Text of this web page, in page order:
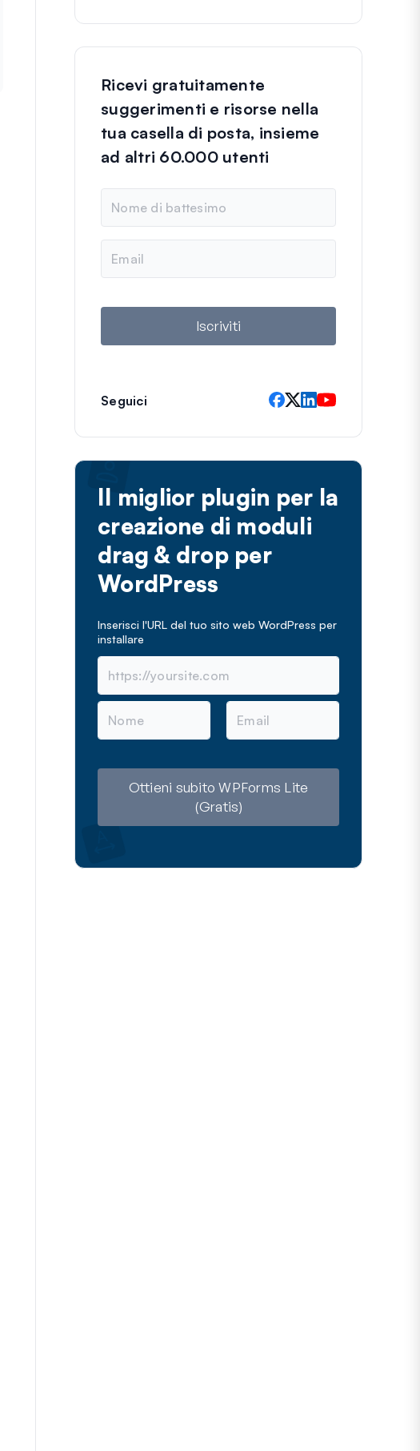
Ricevi gratuitamente
suggerimenti e risorse nella
tua casella di posta, insieme
ad altri 60.000 utenti
m
e
a
l
Iscriviti
Seguici
Il miglior plugin per la
creazione di moduli
drag & drop per
WordPress
Inserisci l'URL del tuo sito web WordPress per
installare
N
m
E
a
Ottieni subito WPForms Lite
(Gratis)